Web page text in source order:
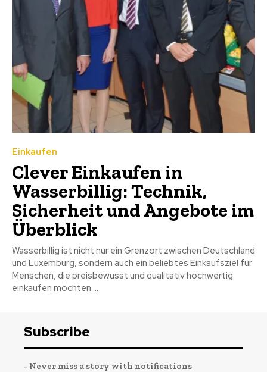
Einkaufen
Clever Einkaufen in
Wasserbillig: Technik,
Sicherheit und Angebote im
Überblick
Wasserbillig ist nicht nur ein Grenzort zwischen Deutschland
und Luxemburg, sondern auch ein beliebtes Einkaufsziel für
Menschen, die preisbewusst und qualitativ hochwertig
einkaufen möchten....
Subscribe
- Never miss a story with notifications